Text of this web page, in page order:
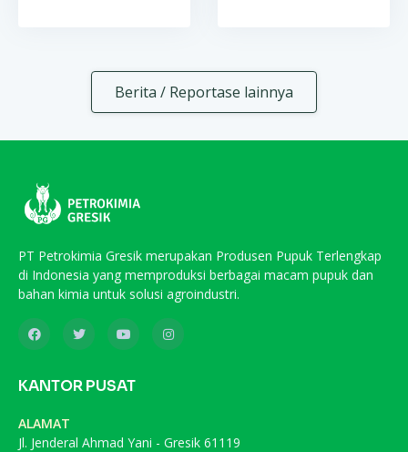
Berita / Reportase lainnya
PT Petrokimia Gresik merupakan Produsen Pupuk Terlengkap
di Indonesia yang memproduksi berbagai macam pupuk dan
bahan kimia untuk solusi agroindustri.
KANTOR PUSAT
ALAMAT
Jl. Jenderal Ahmad Yani - Gresik 61119